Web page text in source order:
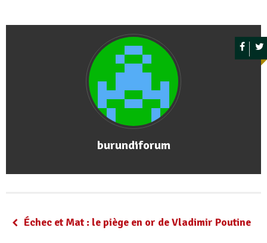
burundiforum
Échec et Mat : le piège en or de Vladimir Poutine